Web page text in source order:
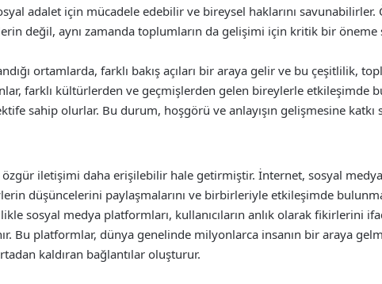
adalet için mücadele edebilir ve bireysel haklarını savunabilirler.
değil, aynı zamanda toplumların da gelişimi için kritik bir öneme
ortamlarda, farklı bakış açıları bir araya gelir ve bu çeşitlilik,
farklı kültürlerden ve geçmişlerden gelen bireylerle etkileşimde
sahip olurlar. Bu durum, hoşgörü ve anlayışın gelişmesine katkı
iletişimi daha erişilebilir hale getirmiştir. İnternet, sosyal
düşüncelerini paylaşmalarını ve birbirleriyle etkileşimde
sosyal medya platformları, kullanıcıların anlık olarak fikirlerini
Bu platformlar, dünya genelinde milyonlarca insanın bir araya
kaldıran bağlantılar oluşturur.